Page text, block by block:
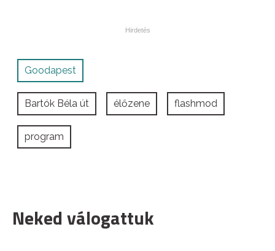
Goodapest
Bartók Béla út élőzene flashmod
program
Neked válogattuk